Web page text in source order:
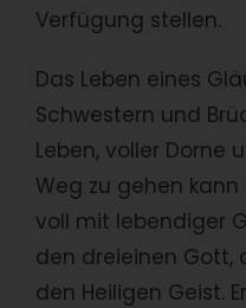
Verfügung stellen.
Das Leben eines
Schwestern und
Leben, voller Dorne
Weg zu gehen
voll mit lebendiger
den dreieinen Gott,
den Heiligen Geist.